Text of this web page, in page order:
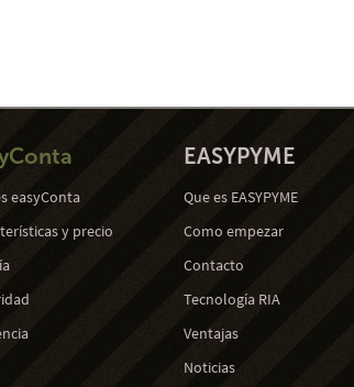
easyConta
y precio
EASYPYME
Que es EASYPYME
Como empezar
Contacto
Tecnología RIA
Ventajas
Noticias